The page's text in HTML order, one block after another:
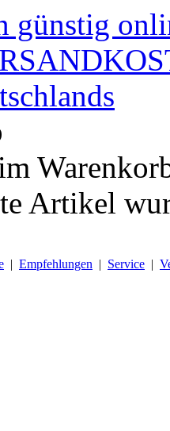
Artikel
| Empfehlungen | Service |